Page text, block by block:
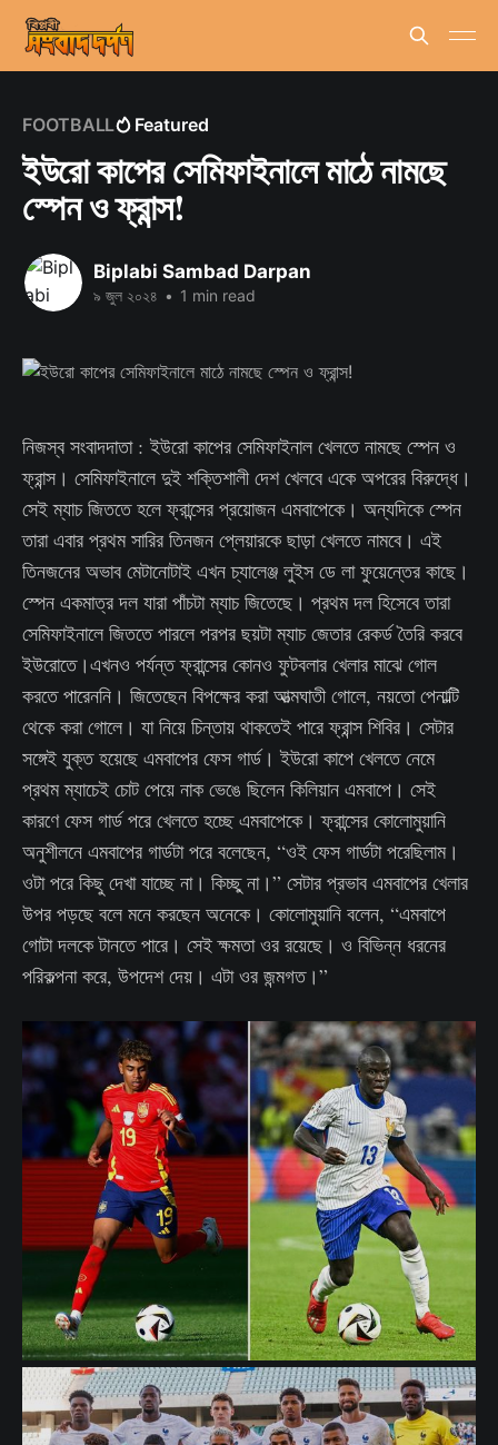
FOOTBALL Featured
ইউরো কাপের সেমিফাইনালে মাঠে নামছে
স্পেন ও ফ্রান্স!
Biplabi Sambad Darpan
৯ জুল ২০২৪ • 1 min read
নিজস্ব সংবাদদাতা : ইউরো কাপের সেমিফাইনাল খেলতে নামছে স্পেন ও
ফ্রান্স। সেমিফাইনালে দুই শক্তিশালী দেশ খেলবে একে অপরের বিরুদ্ধে।
সেই ম্যাচ জিততে হলে ফ্রান্সের প্রয়োজন এমবাপেকে। অন্যদিকে স্পেন
তারা এবার প্রথম সারির তিনজন প্লেয়ারকে ছাড়া খেলতে নামবে। এই
তিনজনের অভাব মেটানোটাই এখন চ্যালেঞ্জ লুইস ডে লা ফুয়েন্তের কাছে।
স্পেন একমাত্র দল যারা পাঁচটা ম্যাচ জিতেছে। প্রথম দল হিসেবে তারা
সেমিফাইনালে জিততে পারলে পরপর ছয়টা ম্যাচ জেতার রেকর্ড তৈরি করবে
ইউরোতে।এখনও পর্যন্ত ফ্রান্সের কোনও ফুটবলার খেলার মাঝে গোল
করতে পারেননি। জিতেছেন বিপক্ষের করা আত্মঘাতী গোলে, নয়তো পেনাল্টি
থেকে করা গোলে। যা নিয়ে চিন্তায় থাকতেই পারে ফ্রান্স শিবির। সেটার
সঙ্গেই যুক্ত হয়েছে এমবাপের ফেস গার্ড। ইউরো কাপে খেলতে নেমে
প্রথম ম্যাচেই চোট পেয়ে নাক ভেঙে ছিলেন কিলিয়ান এমবাপে। সেই
কারণে ফেস গার্ড পরে খেলতে হচ্ছে এমবাপেকে। ফ্রান্সের কোলোমুয়ানি
অনুশীলনে এমবাপের গার্ডটা পরে বলেছেন, “ওই ফেস গার্ডটা পরেছিলাম।
ওটা পরে কিছু দেখা যাচ্ছে না। কিচ্ছু না।” সেটার প্রভাব এমবাপের খেলার
উপর পড়ছে বলে মনে করছেন অনেকে। কোলোমুয়ানি বলেন, “এমবাপে
গোটা দলকে টানতে পারে। সেই ক্ষমতা ওর রয়েছে। ও বিভিন্ন ধরনের
পরিকল্পনা করে, উপদেশ দেয়। এটা ওর জন্মগত।”